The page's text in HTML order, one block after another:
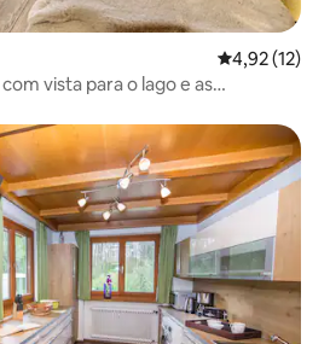
4,92 de uma
4,92 (12)
vista para o lago e as